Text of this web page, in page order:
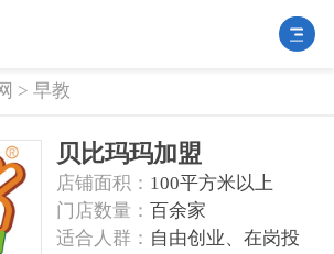
> 早教
贝比玛玛加盟
‌店铺面积‌： 100平方米以上
‌门店数量‌： 百余家
‌适合人群‌： 自由创业、在岗投